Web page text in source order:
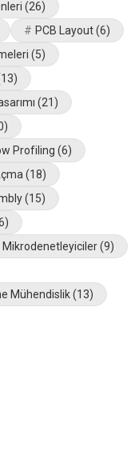
(26)
PCB Layout(6)
(5)
(21)
Profiling (6)
(18)
(15)
Mikrodenetleyiciler(9)
Mühendislik(13)